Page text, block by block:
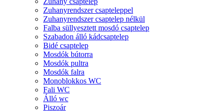
Zuhanyrendszer csapteleppel
Zuhanyrendszer csaptelep nélkül
Falba süllyesztett mosdó csaptelep
Szabadon álló kádcsaptelep
Bidé csaptelep
Mosdók bútorra
Mosdók pultra
Mosdók falra
Monoblokkos WC
Fali WC
Álló wc
Piszoár